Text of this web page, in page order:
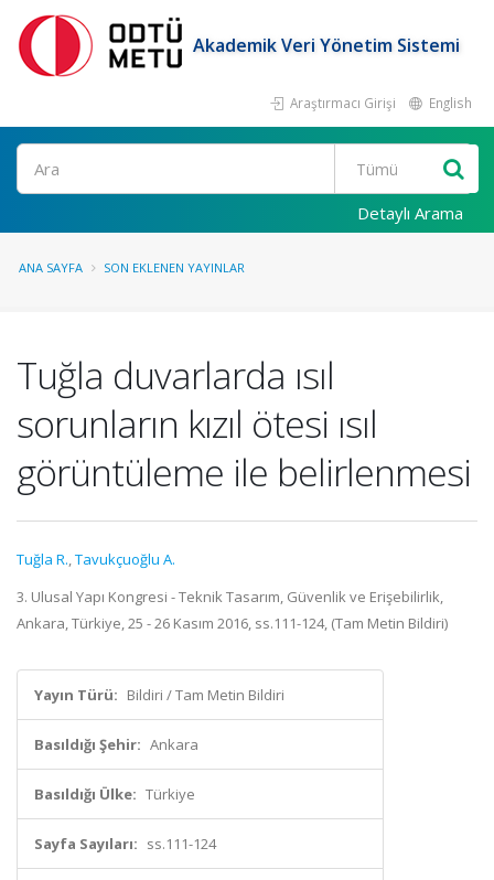
Akademik Veri Yönetim Sistemi
Araştırmacı Girişi English
Ara
Detaylı Arama
ANA SAYFA SON EKLENEN YAYINLAR
Tuğla duvarlarda ısıl
sorunların kızıl ötesi ısıl
görüntüleme ile belirlenmesi
Tuğla R.,Tavukçuoğlu A.
3. Ulusal Yapı Kongresi - Teknik Tasarım, Güvenlik ve Erişebilirlik,
Ankara, Türkiye, 25 - 26 Kasım 2016, ss.111-124, (Tam Metin Bildiri)
Yayın Türü: Bildiri / Tam Metin Bildiri
Basıldığı Şehir: Ankara
Basıldığı Ülke: Türkiye
Sayfa Sayıları: ss.111-124